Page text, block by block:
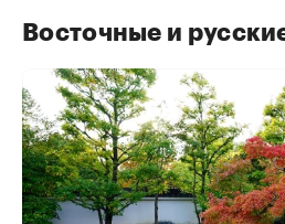
Восточные и